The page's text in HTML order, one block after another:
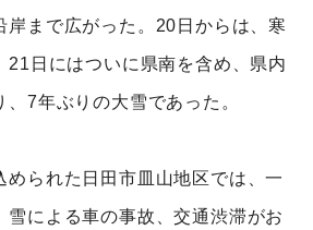
岸まで広がった。20日からは、寒
21日にはついに県南を含め、県内
7年ぶりの大雪であった。
められた日田市皿山地区では、一
雪による車の事故、交通渋滞がお